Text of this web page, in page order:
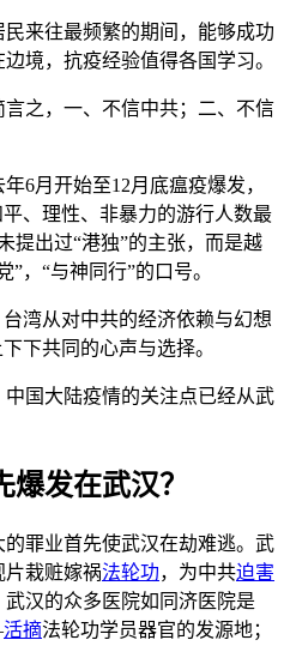
来往最频繁的期间，能够成功
境，抗疫经验值得各国学习。
之，一、不信中共；二、不信
6月开始至12月底瘟疫爆发，
、理性、非暴力的游行人数最
提出过“港独”的主张，而是越
，“与神同行”的口号。
湾从对中共的经济依赖与幻想
下共同的心声与选择。
国大陆疫情的关注点已经从武
爆发在武汉？
罪业首先使武汉在劫难逃。武
栽赃嫁祸法轮功，为中共迫害
汉的众多医院如同济医院是
活摘法轮功学员器官的发源地；